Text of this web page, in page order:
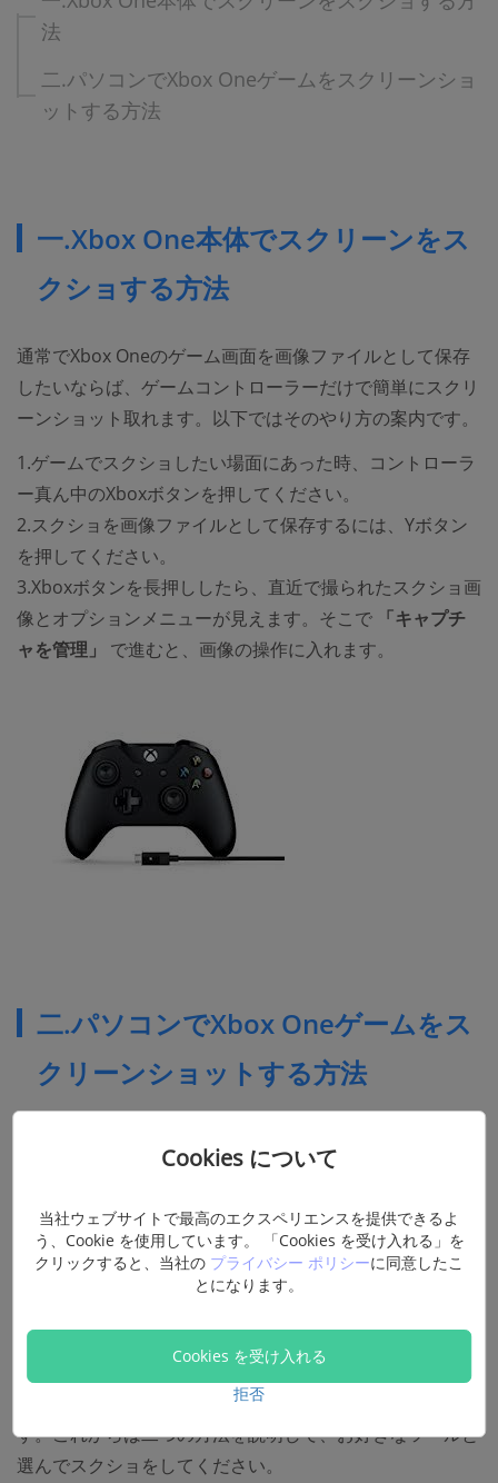
法
二.パソコンでXbox Oneゲームをスクリーンショ
ットする方法
一.Xbox One本体でスクリーンをス
クショする方法
通常でXbox Oneのゲーム画面を画像ファイルとして保存
したいならば、ゲームコントローラーだけで簡単にスクリ
ーンショット取れます。以下ではそのやり方の案内です。
1.ゲームでスクショしたい場面にあった時、コントローラ
ー真ん中のXboxボタンを押してください。
2.スクショを画像ファイルとして保存するには、Yボタン
を押してください。
3.Xboxボタンを長押ししたら、直近で撮られたスクショ画
像とオプションメニューが見えます。そこで 「キャプチ
ャを管理」
で進むと、画像の操作に入れます。
二.パソコンでXbox Oneゲームをス
クリーンショットする方法
は簡単だが、一方、撮られたスクショ画像をスマホやパソ
ョを撮った後すぐに友達とシェアしたいならば、次のパソ
コンでXbox Oneのスクショを撮る方法を参考してくださ
HDMIケーブルやキャプチャーボードなどを経由してXbox
Oneの画面をパソコンに移したら、パソコンでのスクショ
ツールを借りてXbox Oneの画面を保存することができま
す。これからは二つの方法を説明して、お好きなツールと
選んでスクショをしてください。
Cookies について
当社ウェブサイトで最高のエクスペリエンスを提供できるよ
う、Cookie を使用しています。 「Cookies を受け入れる」を
クリックすると、当社の プライバシー ポリシーに同意したこ
とになります。
Cookies を受け入れる
拒否